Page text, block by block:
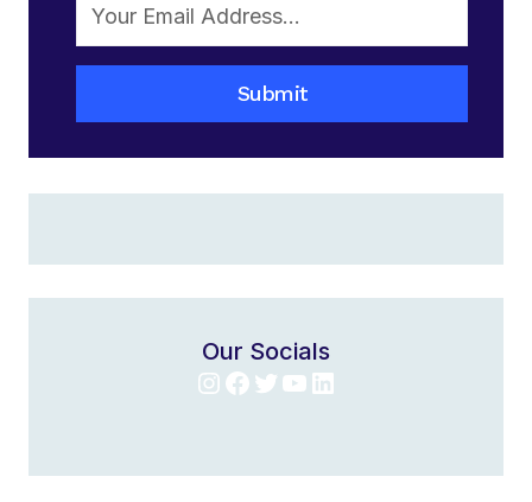
Submit
Our Socials
Instagram
Facebook
Twitter
YouTube
LinkedIn